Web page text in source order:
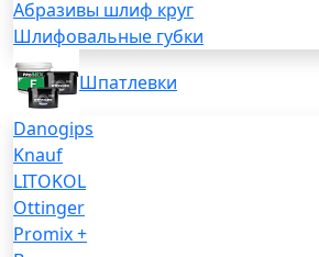
Абразивы шлиф круг
Шлифовальные губки
Шпатлевки
Danogips
Knauf
LITOKOL
Ottinger
Promix +